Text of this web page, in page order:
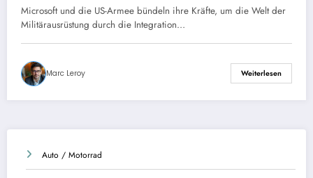
Modernisierung militärischer
Ausrüstung mit künstlicher
Intelligenz
Microsoft und die US-Armee bündeln ihre Kräfte, um die Welt der
Militärausrüstung durch die Integration…
Marc Leroy Weiterlesen
Auto / Motorrad